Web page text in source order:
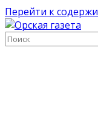
Перейти к